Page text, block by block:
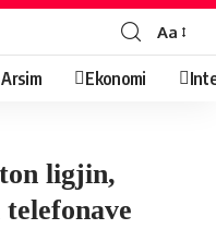
Aa
Arsim Ekonomi
ligjin,